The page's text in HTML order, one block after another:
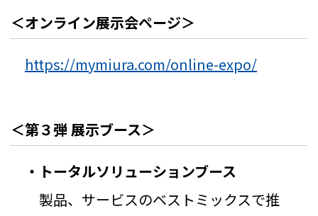
＜オンライン展示会ページ＞
https://mymiura.com/online-expo/
＜第３弾 展示ブース＞
・トータルソリューションブース
製品、サービスのベストミックスで推